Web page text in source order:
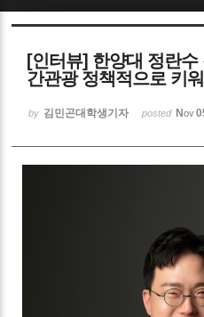
[인터뷰] 한양대 정란
간관광 정책적으로 키
by 김민곤대학생기자 posted Nov
Sketchbook5,